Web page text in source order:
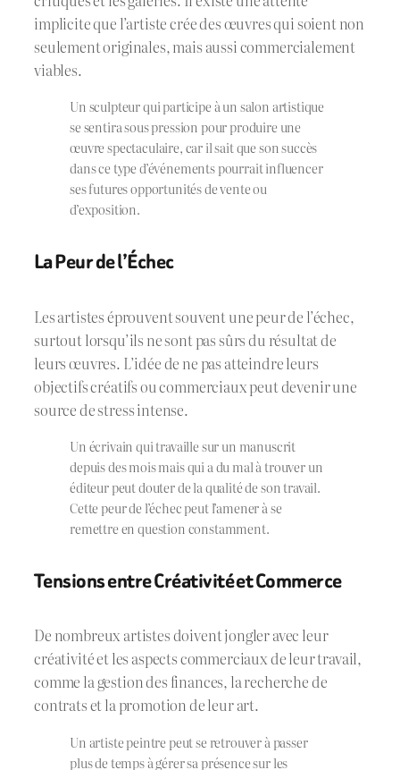
implicite que l’artiste crée des œuvres qui soient non
seulement originales, mais aussi commercialement
viables.
Un sculpteur qui participe à un salon artistique
se sentira sous pression pour produire une
œuvre spectaculaire, car il sait que son succès
dans ce type d’événements pourrait influencer
ses futures opportunités de vente ou
d’exposition.
La Peur de l’Échec
Les artistes éprouvent souvent une peur de l’échec,
surtout lorsqu’ils ne sont pas sûrs du résultat de
leurs œuvres. L’idée de ne pas atteindre leurs
objectifs créatifs ou commerciaux peut devenir une
source de stress intense.
Un écrivain qui travaille sur un manuscrit
depuis des mois mais qui a du mal à trouver un
éditeur peut douter de la qualité de son travail.
Cette peur de l’échec peut l’amener à se
remettre en question constamment.
Tensions entre Créativité et Commerce
De nombreux artistes doivent jongler avec leur
créativité et les aspects commerciaux de leur travail,
comme la gestion des finances, la recherche de
contrats et la promotion de leur art.
Un artiste peintre peut se retrouver à passer
plus de temps à gérer sa présence sur les